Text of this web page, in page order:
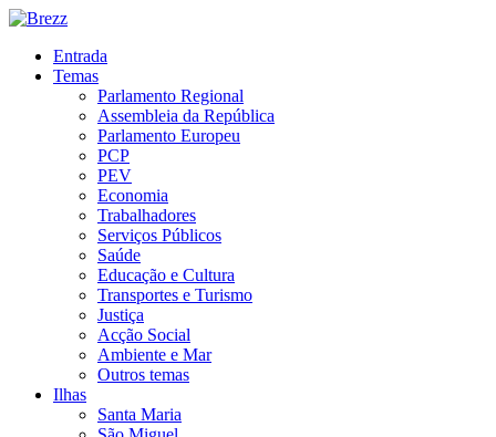
Entrada
Temas
Parlamento Regional
Assembleia da República
Parlamento Europeu
PCP
PEV
Economia
Trabalhadores
Serviços Públicos
Saúde
Educação e Cultura
Transportes e Turismo
Justiça
Acção Social
Ambiente e Mar
Outros temas
Ilhas
Santa Maria